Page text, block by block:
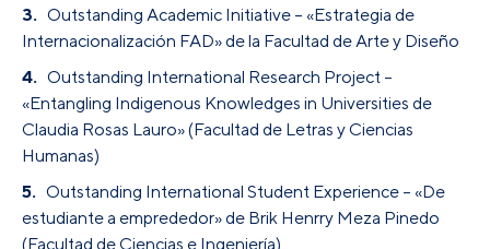
Outstanding Academic Initiative – «Estrategia de
Internacionalización FAD» de la Facultad de Arte y Diseño
Outstanding International Research Project –
«Entangling Indigenous Knowledges in Universities de
Claudia Rosas Lauro» (Facultad de Letras y Ciencias
Humanas)
Outstanding International Student Experience – «De
estudiante a emprededor» de Brik Henrry Meza Pinedo
(Facultad de Ciencias e Ingeniería)